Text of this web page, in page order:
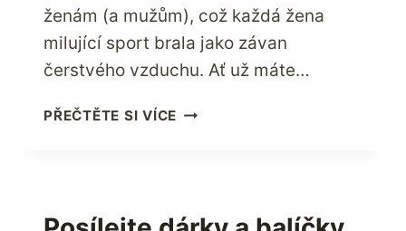
ženám (a mužům), což každá žena
milující sport brala jako závan
čerstvého vzduchu. Ať už máte…
PŘEČTĚTE SI VÍCE UŽIJTE
SE